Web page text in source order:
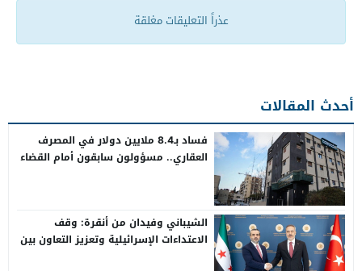
عذراً التعليقات مغلقة
أحدث المقالات
فساد بـ8.4 ملايين دولار في المصرف
العقاري.. مسؤولون سابقون أمام القضاء
الشيباني وفيدان من أنقرة: وقف
الاعتداءات الإسرائيلية وتعزيز التعاون بين